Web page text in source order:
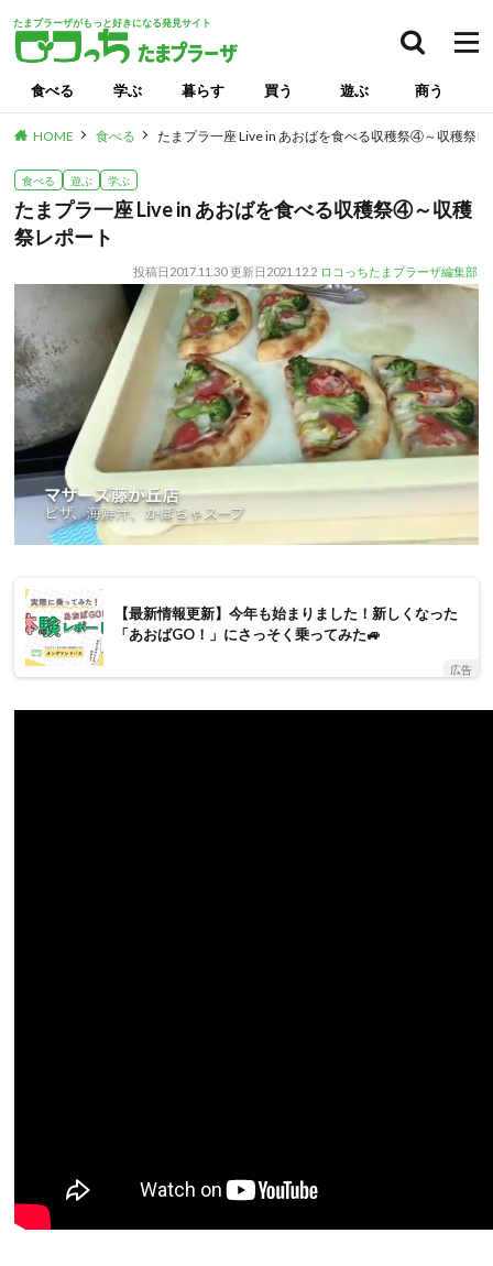
たまプラーザがもっと好きになる発見サイト
食べる 学ぶ 暮らす 買う 遊ぶ 商う
HOME 食べる たまプラ一座 Live in あおばを食べる収穫祭④～収穫祭
食べる 遊ぶ 学ぶ
たまプラ一座 Live in あおばを食べる収穫祭④～収穫
祭レポート
投稿日 2017.11.30 更新日 2021.12.2 ロコっちたまプラーザ編集部
【最新情報更新】今年も始まりました！新しくなった
「あおばGO！」にさっそく乗ってみた🚙
広告